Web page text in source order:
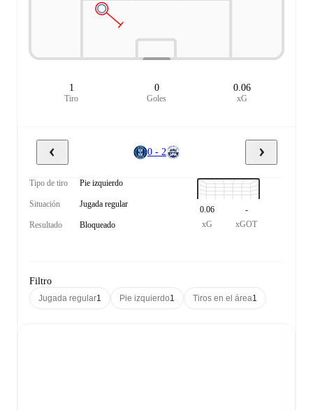
1
Tiro
0
Goles
0.06
xG
0 - 2
Tipo de tiro Pie izquierdo
Situación Jugada regular
Resultado Bloqueado
0.06
xG
-
xGOT
Filtro
Jugada regular1 Pie izquierdo1 Tiros en el área1